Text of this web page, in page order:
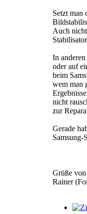
Setzt man
Auch
In
oder auf
beim
wem man
nicht
zur
Gerade
Samsung-
Grüße
Rainer